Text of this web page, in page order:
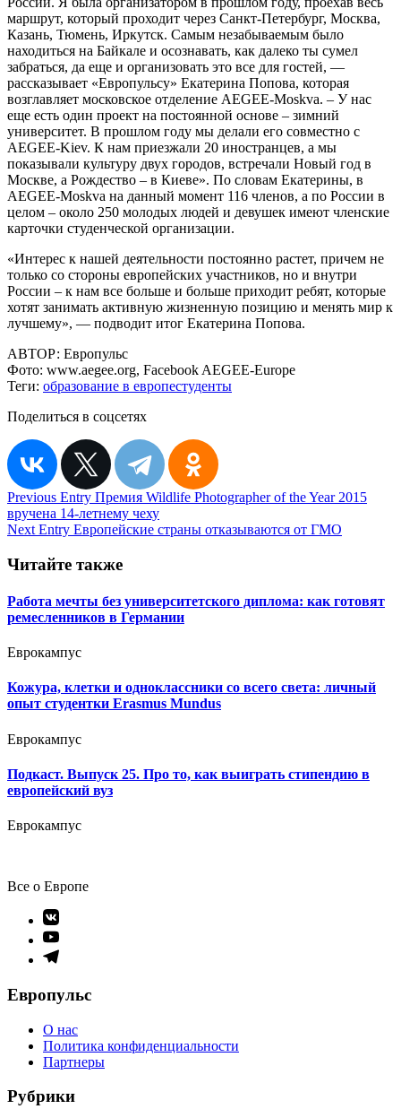
маршрут, который проходит через Санкт-Петербург, Москва,
Казань, Тюмень, Иркутск. Самым незабываемым было
находиться на Байкале и осознавать, как далеко ты сумел
забраться, да еще и организовать это все для гостей, —
рассказывает «Европульсу» Екатерина Попова, которая
возглавляет московское отделение AEGEE-Moskva. – У нас
еще есть один проект на постоянной основе – зимний
университет. В прошлом году мы делали его совместно с
AEGEE-Kiev. К нам приезжали 20 иностранцев, а мы
показывали культуру двух городов, встречали Новый год в
Москве, а Рождество – в Киеве». По словам Екатерины, в
AEGEE-Moskva на данный момент 116 членов, а по России в
целом – около 250 молодых людей и девушек имеют членские
карточки студенческой организации.
«Интерес к нашей деятельности постоянно растет, причем не
только со стороны европейских участников, но и внутри
России – к нам все больше и больше приходит ребят, которые
хотят занимать активную жизненную позицию и менять мир к
лучшему», — подводит итог Екатерина Попова.
АВТОР: Европульс
Фото: www.aegee.org, Facebook AEGEE-Europe
Теги: образование в европестуденты
Поделиться в соцсетях
Навигация
по
Previous Entry Премия Wildlife Photographer of the Year 2015
вручена 14-летнему чеху
Next Entry Европейские страны отказываются от ГМО
Читайте также
Работа мечты без университетского диплома: как готовят
ремесленников в Германии
Еврокампус
Кожура, клетки и одноклассники со всего света: личный
опыт студентки Erasmus Mundus
Еврокампус
Подкаст. Выпуск 25. Про то, как выиграть стипендию в
европейский вуз
Еврокампус
Все о Европе
Элемент
меню
Элемент
меню
Элемент
Европульс
О нас
Политика конфиденциальности
Партнеры
Рубрики